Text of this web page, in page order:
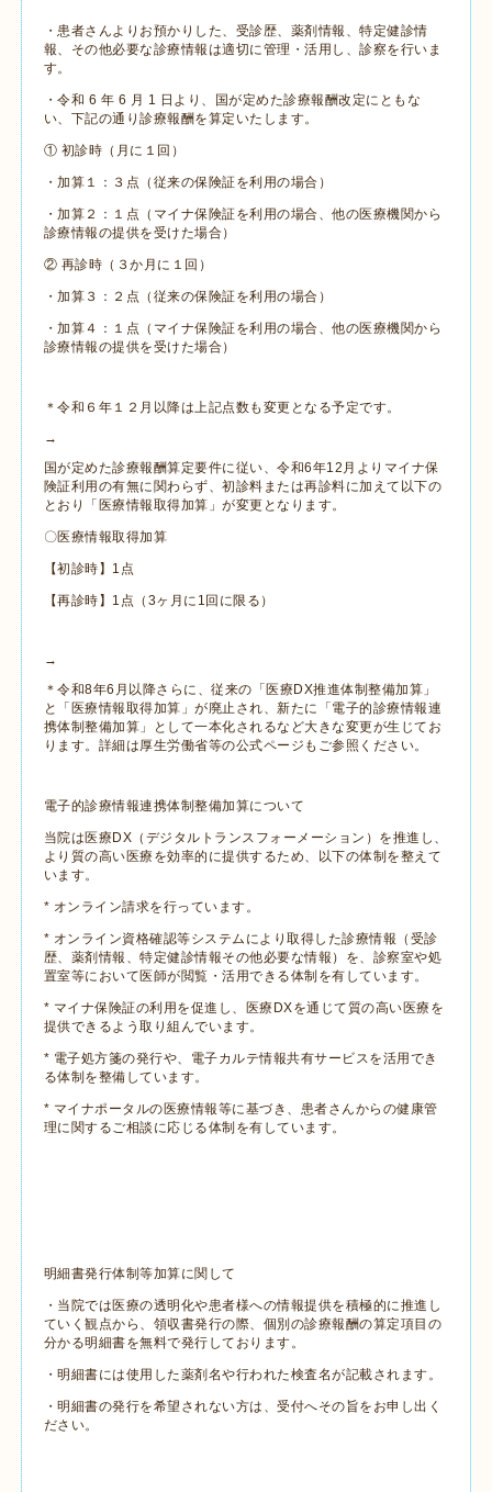
・患者さんよりお預かりした、受診歴、薬剤情報、特定健診情
報、その他必要な診療情報は適切に管理・活用し、診察を行いま
す。
・令和 6 年 6 月 1 日より、国が定めた診療報酬改定にともな
い、下記の通り診療報酬を算定いたします。
① 初診時（月に１回）
・加算１：３点（従来の保険証を利用の場合）
・加算２：１点（マイナ保険証を利用の場合、他の医療機関から
診療情報の提供を受けた場合）
② 再診時（３か月に１回）
・加算３：２点（従来の保険証を利用の場合）
・加算４：１点（マイナ保険証を利用の場合、他の医療機関から
診療情報の提供を受けた場合）
＊令和６年１２月以降は上記点数も変更となる予定です。
→
国が定めた診療報酬算定要件に従い、令和6年12月よりマイナ保
険証利用の有無に関わらず、初診料または再診料に加えて以下の
とおり「医療情報取得加算」が変更となります。
〇医療情報取得加算
【初診時】1点
【再診時】1点（3ヶ月に1回に限る）
→
＊令和8年6月以降さらに、従来の「医療DX推進体制整備加算」
と「医療情報取得加算」が廃止され、新たに「電子的診療情報連
携体制整備加算」として一本化されるなど大きな変更が生じてお
ります。詳細は厚生労働省等の公式ページもご参照ください。
電子的診療情報連携体制整備加算について
当院は医療DX（デジタルトランスフォーメーション）を推進し、
より質の高い医療を効率的に提供するため、以下の体制を整えて
います。
* オンライン請求を行っています。
* オンライン資格確認等システムにより取得した診療情報（受診
歴、薬剤情報、特定健診情報その他必要な情報）を、診察室や処
置室等において医師が閲覧・活用できる体制を有しています。
* マイナ保険証の利用を促進し、医療DXを通じて質の高い医療を
提供できるよう取り組んでいます。
* 電子処方箋の発行や、電子カルテ情報共有サービスを活用でき
る体制を整備しています。
* マイナポータルの医療情報等に基づき、患者さんからの健康管
理に関するご相談に応じる体制を有しています。
明細書発行体制等加算に関して
・当院では医療の透明化や患者様への情報提供を積極的に推進し
ていく観点から、領収書発行の際、個別の診療報酬の算定項目の
分かる明細書を無料で発行しております。
・明細書には使用した薬剤名や行われた検査名が記載されます。
・明細書の発行を希望されない方は、受付へその旨をお申し出く
ださい。